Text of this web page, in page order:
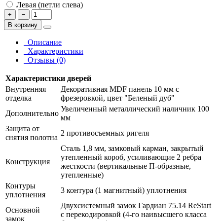
Левая (петли слева)
+
−
В корзину
Описание
Характеристики
Отзывы (0)
Характеристики дверей
Внутренняя
отделка
Декоративная MDF панель 10 мм с
фрезеровкой, цвет "Беленый дуб"
Дополнительно
Увеличенный металлический наличник 100
мм
Защита от
снятия полотна
2 противосъемных ригеля
Конструкция
Сталь 1,8 мм, замковый карман, закрытый
утепленный короб, усиливающие 2 ребра
жесткости (вертикальные П-образные,
утепленные)
Контуры
уплотнения
3 контура (1 магнитный) уплотнения
Основной
замок
Двухсистемный замок Гардиан 75.14 ReStart
с перекодировкой (4-го наивысшего класса